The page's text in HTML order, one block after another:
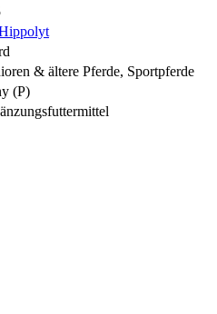
& ältere Pferde, Sportpferde
(P)